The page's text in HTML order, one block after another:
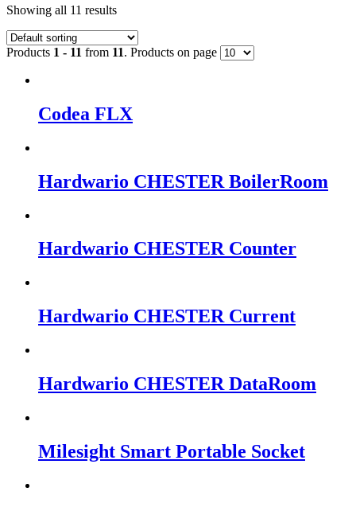
Showing all 11 results
Products 1 - 11 from 11. Products on page
Codea FLX
Hardwario CHESTER BoilerRoom
Hardwario CHESTER Counter
Hardwario CHESTER Current
Hardwario CHESTER DataRoom
Milesight Smart Portable Socket